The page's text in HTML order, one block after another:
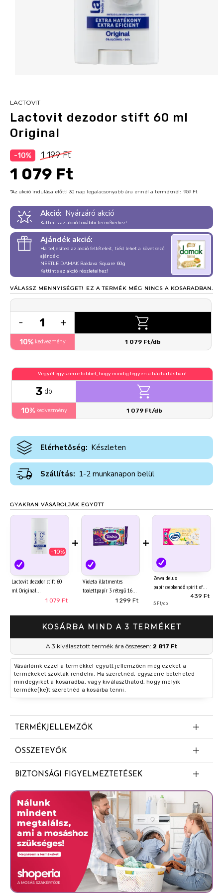
LACTOVIT
Lactovit dezodor stift 60 ml
Original
-10% 1 199 Ft
1 079 Ft
*Az akció indulása előtti 30 nap legalacsonyabb ára ennél a terméknél: 959 Ft
Akció: Nyárzáró akció
Kattints az akció további termékeihez!
Ajándék akció:
Ha teljesíted az akció feltételeit, tiéd lehet a következő
ajándék:
NESTLE DAMAK Baklava Square 60g
Kattints az akció részleteihez!
VÁLASSZ MENNYISÉGET! EZ A TERMÉK MÉG NINCS A KOSARADBAN.
- 1 +
10% kedvezmény 1 079 Ft/db
Vegyél egyszerre többet, hogy mindig legyen a háztartásban!
3 db
10% kedvezmény 1 079 Ft/db
Elérhetőség: Készleten
Szállítás: 1-2 munkanapon belül
GYAKRAN VÁSÁROLJÁK EGYÜTT
-10%
Lactovit dezodor stift 60
ml Original
1 079 Ft
+
Violeta illatmentes
toalettpapír 3 rétegű 16
tekercs Limited Edition
1 299 Ft
+
Zewa delux
papírzsebkendő spirit of
tea 3 rétegű 90 db439 Ft
5 Ft/db
KOSÁRBA MIND A 3 TERMÉKET
A 3 kiválasztott termék ára összesen: 2 817 Ft
Vásárlóink ezzel a termékkel együtt jellemzően még ezeket a
termékeket szokták rendelni. Ha szeretnéd, egyszerre beteheted
mindegyiket a kosaradba, vagy kiválaszthatod, hogy melyik
terméke(ke)t szeretnéd a kosárba tenni.
TERMÉKJELLEMZŐK
Irritáció elleni védelemmel
Extra hatékony
ÖSSZETEVŐK
Dipropylene glycol
Propylene glycol
Glycerin
Stearic acid
Palmitic acid
Hydrolyzed milk protein
Calcium lactate
BIZTONSÁGI FIGYELMEZTETÉSEK
NE NYELJE LE!